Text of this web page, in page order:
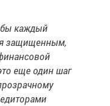
каждый
защищенным,
еще один шаг